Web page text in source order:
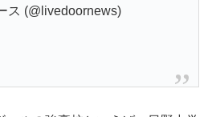
ス (@livedoornews)